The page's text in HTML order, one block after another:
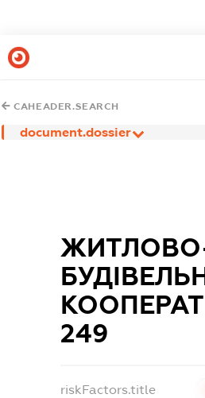
CAHEADER.SEARCH
document.dossier
249
riskFactors.title